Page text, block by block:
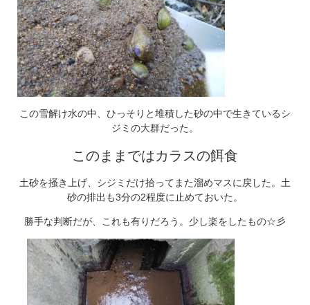
この雪解け水の中、ひっそりと堆積した砂の中で生きているシ
ジミの大群だった。
このままではカラスの餌食
土砂を掻き上げ、シジミだけ拾ってまた溜めマスに戻した。土
砂の排出も3分の2程度に止めておいた。
勝手な判断だが、これも有りだろう。少し楽をしたもの☆彡